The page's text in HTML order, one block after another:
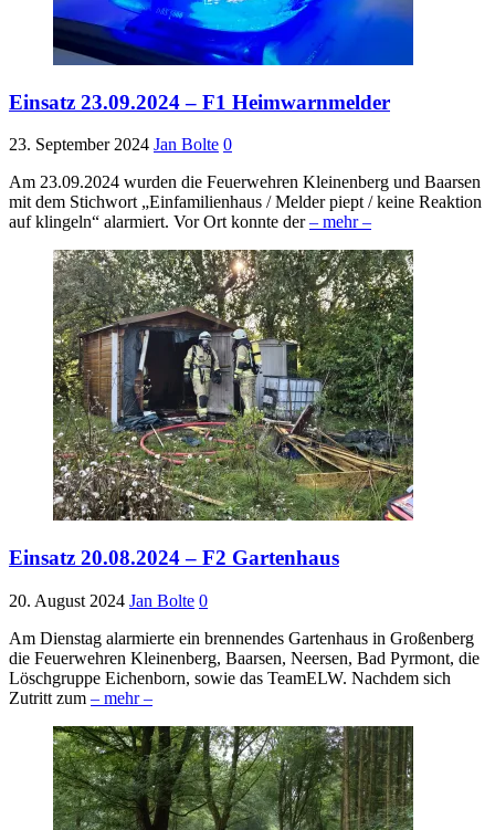
Einsatz 23.09.2024 – F1 Heimwarnmelder
23. September 2024 Jan Bolte 0
Am 23.09.2024 wurden die Feuerwehren Kleinenberg und Baarsen
mit dem Stichwort „Einfamilienhaus / Melder piept / keine Reaktion
auf klingeln“ alarmiert. Vor Ort konnte der– mehr –
Einsatz 20.08.2024 – F2 Gartenhaus
20. August 2024 Jan Bolte 0
Am Dienstag alarmierte ein brennendes Gartenhaus in Großenberg
die Feuerwehren Kleinenberg, Baarsen, Neersen, Bad Pyrmont, die
Löschgruppe Eichenborn, sowie das TeamELW. Nachdem sich
Zutritt zum – mehr –